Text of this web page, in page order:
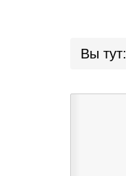
Вы тут: